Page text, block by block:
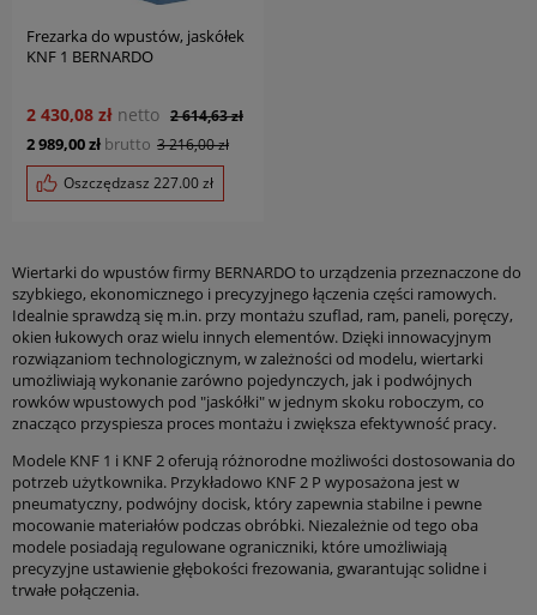
Frezarka do wpustów, jaskółek
KNF 1 BERNARDO
2 989,00 zł brutto 3 216,00 zł
Oszczędzasz 227.00zł
2 430,08 zł netto 2 614,63 zł
Wiertarki do wpustów firmy BERNARDO to urządzenia przeznaczone do
szybkiego, ekonomicznego i precyzyjnego łączenia części ramowych.
Idealnie sprawdzą się m.in. przy montażu szuflad, ram, paneli, poręczy,
okien łukowych oraz wielu innych elementów. Dzięki innowacyjnym
rozwiązaniom technologicznym, w zależności od modelu, wiertarki
umożliwiają wykonanie zarówno pojedynczych, jak i podwójnych
rowków wpustowych pod "jaskółki" w jednym skoku roboczym, co
znacząco przyspiesza proces montażu i zwiększa efektywność pracy.
Modele KNF 1 i KNF 2 oferują różnorodne możliwości dostosowania do
potrzeb użytkownika. Przykładowo KNF 2 P wyposażona jest w
pneumatyczny, podwójny docisk, który zapewnia stabilne i pewne
mocowanie materiałów podczas obróbki. Niezależnie od tego oba
modele posiadają regulowane ograniczniki, które umożliwiają
precyzyjne ustawienie głębokości frezowania, gwarantując solidne i
trwałe połączenia.